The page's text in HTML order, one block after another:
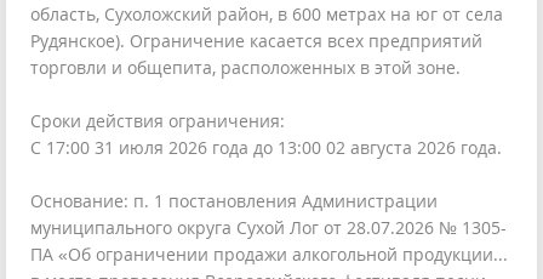
область, Сухоложский район, в 600 метрах на юг от села
Рудянское). Ограничение касается всех предприятий
торговли и общепита, расположенных в этой зоне.
Сроки действия ограничения:
С 17:00 31 июля 2026 года до 13:00 02 августа 2026 года.
Основание: п. 1 постановления Администрации
муниципального округа Сухой Лог от 28.07.2026 № 1305-
ПА «Об ограничении продажи алкогольной продукции...